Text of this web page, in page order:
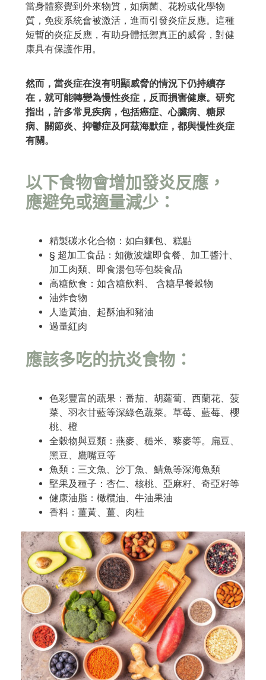
當身體察覺到外來物質，如病菌、花粉或化學物
質，免疫系統會被激活，進而引發炎症反應。這種
短暫的炎症反應，有助身體抵禦真正的威脅，對健
康具有保護作用。
然而，當炎症在沒有明顯威脅的情況下仍持續存
在，就可能轉變為慢性炎症，反而損害健康。研究
指出，許多常見疾病，包括癌症、心臟病、糖尿
病、關節炎、抑鬱症及阿茲海默症，都與慢性炎症
有關。
以下食物會增加發炎反應，
應避免或適量減少：
精製碳水化合物：如白麵包、糕點
§ 超加工食品：如微波爐即食餐、加工醬汁、
加工肉類、即食湯包等包裝食品
高糖飲食：如含糖飲料、 含糖早餐穀物
油炸食物
人造黃油、起酥油和豬油
過量紅肉
應該多吃的抗炎食物：
色彩豐富的蔬果：番茄、胡蘿蔔、西蘭花、菠
菜、羽衣甘藍等深綠色蔬菜。草莓、藍莓、櫻
桃、橙
全穀物與豆類：燕麥、糙米、藜麥等。扁豆、
黑豆、鷹嘴豆等
魚類：三文魚、沙丁魚、鯖魚等深海魚類
堅果及種子：杏仁、核桃、亞麻籽、奇亞籽等
健康油脂：橄欖油、牛油果油
香料：薑黃、薑、肉桂